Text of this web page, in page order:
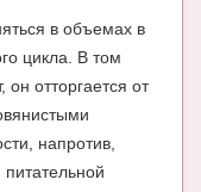
в объемах в
цикла. В том
он отторгается от
напротив,